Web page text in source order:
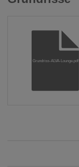
Grundriss-ALVA-Lounge.pdf